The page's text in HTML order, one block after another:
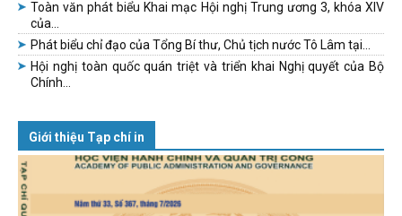
Toàn văn phát biểu Khai mạc Hội nghị Trung ương 3, khóa XIV
của...
Phát biểu chỉ đạo của Tổng Bí thư, Chủ tịch nước Tô Lâm tại...
Hội nghị toàn quốc quán triệt và triển khai Nghị quyết của Bộ
Chính...
Giới thiệu Tạp chí in